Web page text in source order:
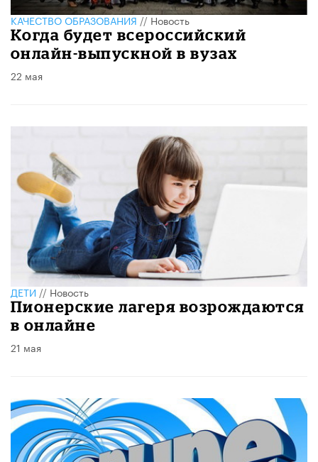
КАЧЕСТВО ОБРАЗОВАНИЯ//Новость
Когда будет всероссийский
онлайн-выпускной в вузах
22 мая
ДЕТИ//Новость
Пионерские лагеря возрождаются
в онлайне
21 мая